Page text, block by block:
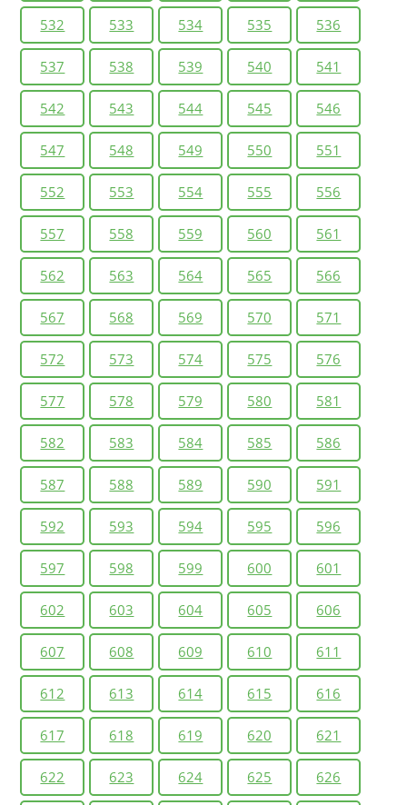
532 533 534 535 536
537 538 539 540 541
542 543 544 545 546
547 548 549 550 551
552 553 554 555 556
557 558 559 560 561
562 563 564 565 566
567 568 569 570 571
572 573 574 575 576
577 578 579 580 581
582 583 584 585 586
587 588 589 590 591
592 593 594 595 596
597 598 599 600 601
602 603 604 605 606
607 608 609 610 611
612 613 614 615 616
617 618 619 620 621
622 623 624 625 626